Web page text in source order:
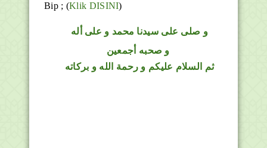
Bip ; (Klik DISINI)
و صلى على سيدنا محمد و على أله
و صحبه أجمعين
ثم السلام عليكم و رحمة الله و بركاته